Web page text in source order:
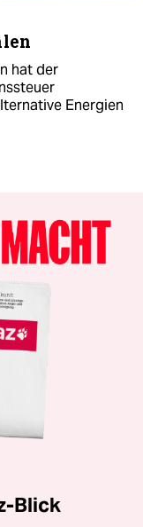
hat der
Energien
Blick